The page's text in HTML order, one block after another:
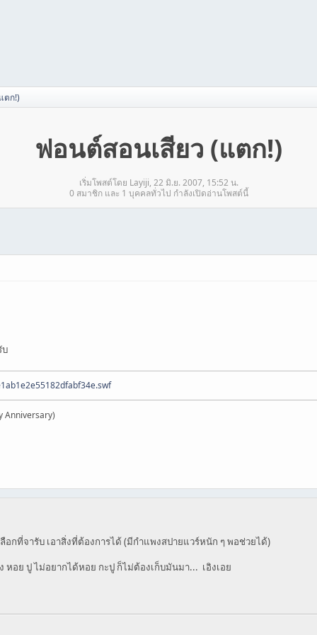
ตก!)
ฟอนต์สอนเสียว (แตก!)
เริ่มโพสต์โดย Layiji, 22 มิ.ย. 2007, 15:52 น.
0 สมาชิก และ 1 บุคคลทั่วไป กำลังเปิดอ่านโพสต์นี้
บ
Anniversary)
อกที่จารับ เอาสิ่งที่ต้องการได้ (มีกำแพงสปายแวร์หนัก ๆ พอช่วยได้)
หอย ปู ไม่อยากได้หอย กะปู ก็ไม่ต้องเก็บมันมา... เอิงเอย